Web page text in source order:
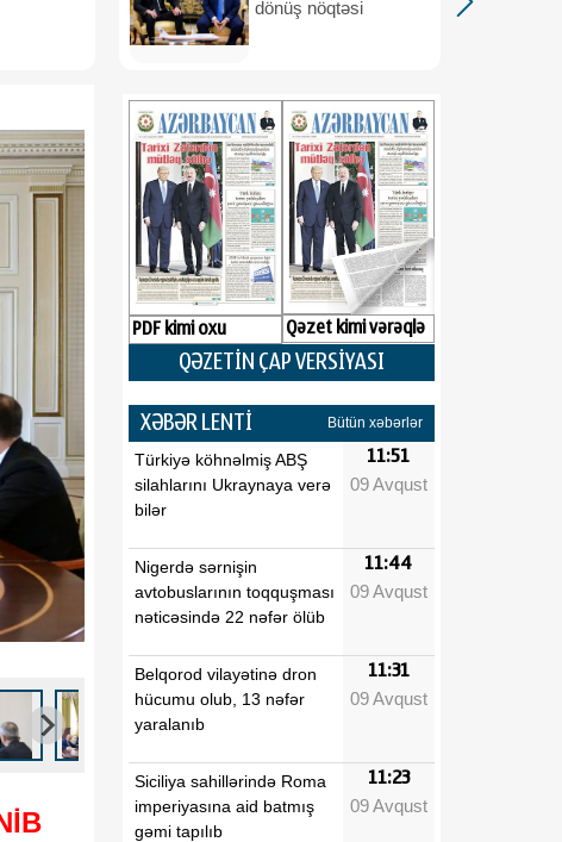
dönüş nöqtəsi
PDF kimi oxu Qəzet kimi vərəqlə
QƏZETİN ÇAP VERSİYASI
XƏBƏR LENTİ Bütün xəbərlər
Türkiyə köhnəlmiş ABŞ
silahlarını Ukraynaya verə
bilər
11:51
09 Avqust
Nigerdə sərnişin
avtobuslarının toqquşması
nəticəsində 22 nəfər ölüb
11:44
09 Avqust
Belqorod vilayətinə dron
hücumu olub, 13 nəfər
yaralanıb
11:31
09 Avqust
Siciliya sahillərində Roma
imperiyasına aid batmış
gəmi tapılıb
11:23
09 Avqust